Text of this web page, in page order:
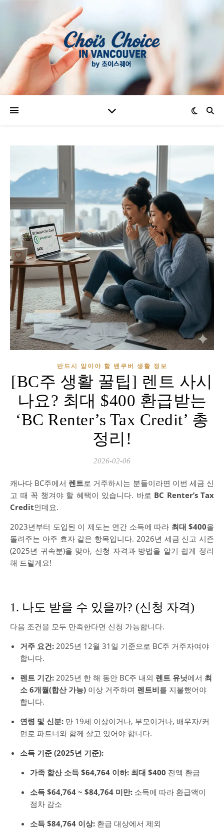
반드시 알아야 할 밴쿠버 생활 정보
[BC주 생활 꿀팁] 렌트 사시
나요? 최대 $400 환급받는
‘BC Renter’s Tax Credit’ 총
정리!
2026-02-06
캐나다 BC주에서 렌트로 거주하시는 분들이라면 이번 세금 신
고 때 꼭 챙겨야 할 혜택이 있습니다. 바로 BC Renter’s Tax
Credit인데요.
2023년부터 도입된 이 제도는 연간 소득에 따라 최대 $400을
돌려주는 아주 효자 같은 항목입니다. 2026년 세금 신고 시즌
(2025년 귀속분)을 맞아, 신청 자격과 방법을 알기 쉽게 정리
해 드릴게요!
1. 나도 받을 수 있을까? (신청 자격)
다음 조건을 모두 만족한다면 신청 가능합니다.
거주 요건: 2025년 12월 31일 기준으로 BC주 거주자여야
합니다.
렌트 기간: 2025년 한 해 동안 BC주 내의 렌트 유닛에서 최
소 6개월(합산 가능) 이상 거주하며 렌트비를 지불했어야
합니다.
연령 및 신분: 만 19세 이상이거나, 부모이거나, 배우자/커
먼로 파트너와 함께 살고 있어야 합니다.
소득 기준 (2025년 기준):
가족 합산 소득 $64,764 이하: 최대 $400 전액 환급
소득 $64,764 ~ $84,764 미만: 소득에 따라 환급액이
점차 감소
소득 $84,764 이상: 환급 대상에서 제외